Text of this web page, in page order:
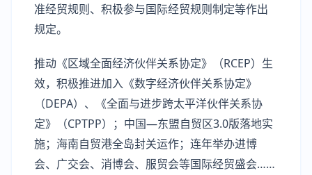
准经贸规则、积极参与国际经贸规则制定等作出
规定。
推动《区域全面经济伙伴关系协定》（RCEP）生
效，积极推进加入《数字经济伙伴关系协定》
（DEPA）、《全面与进步跨太平洋伙伴关系协
定》（CPTPP）；中国—东盟自贸区3.0版落地实
施；海南自贸港全岛封关运作；连年举办进博
会、广交会、消博会、服贸会等国际经贸盛会……